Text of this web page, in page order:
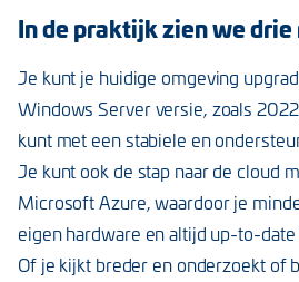
In de praktijk zien we
Je kunt je huidige omgeving
Windows Server versie, zoals
kunt met een stabiele en
Je kunt ook de stap naar de cloud
Microsoft Azure, waardoor je
eigen hardware en altijd up-to-
Of je kijkt breder en onderzoekt of